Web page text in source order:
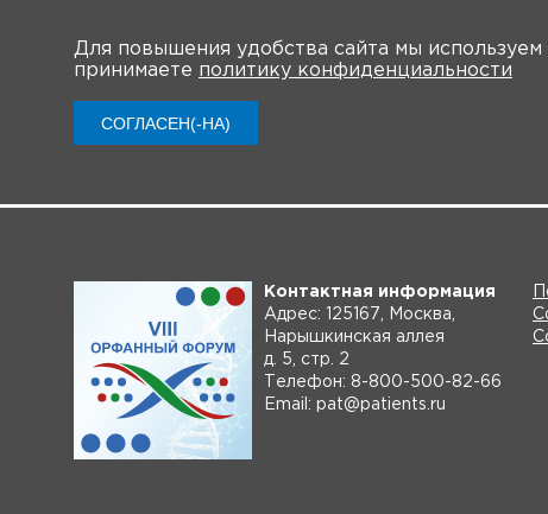
Для повышения удобства сайта мы используем
принимаете политику конфиденциальности
СОГЛАСЕН(-НА)
Контактная информация
Адрес: 125167, Москва,
Нарышкинская аллея
д. 5, стр. 2
Телефон: 8-800-500-82-66
Email: pat@patients.ru